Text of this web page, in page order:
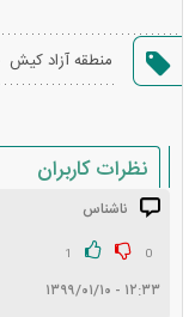
منطقه آزاد کیش
نظرات کاربران
ناشناس
0
1
۱۲:۳۳ - ۱۳۹۹/۰۱/۱۰